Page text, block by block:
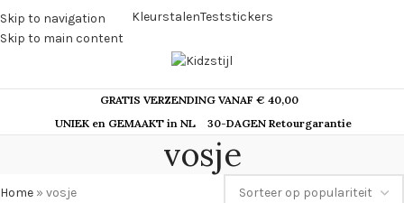
Skip to navigation
Skip to main content
KleurstalenTeststickers
GRATIS VERZENDING VANAF € 40,00
UNIEK en GEMAAKT in NL
30-DAGEN Retourgarantie
vosje
Home » vosje